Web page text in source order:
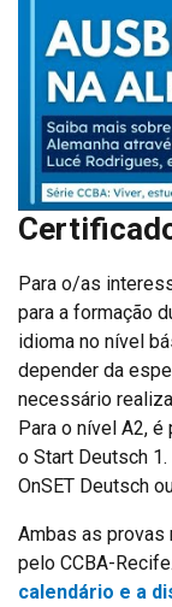
Para o/as
para a formação
idioma no nível
depender da
necessário
Para o nível A2,
o Start Deutsch
OnSET Deutsch
Ambas as provas
pelo CCBA-
calendário e a